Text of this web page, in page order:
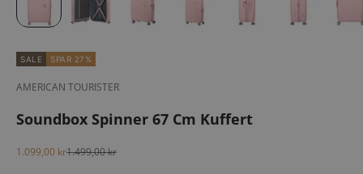
SALE SPAR 27%
AMERICAN TOURISTER
Soundbox Spinner 67 Cm Kuffert
Salgspris
1.099,00 krNormalpris
1.499,00 kr